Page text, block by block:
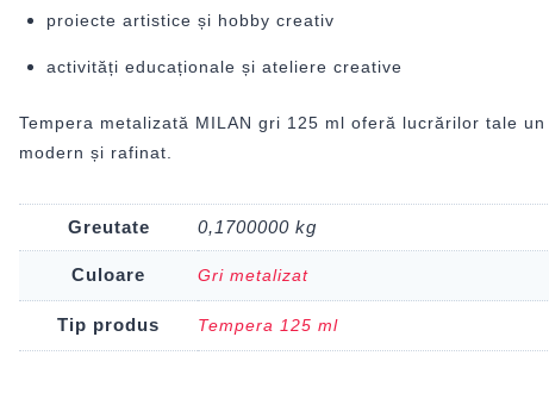
proiecte artistice și hobby creativ
activități educaționale și ateliere creative
Tempera metalizată MILAN gri 125 ml oferă lucrărilor tale
modern și rafinat.
Greutate 0,1700000 kg
Culoare Gri metalizat
Tip produs Tempera 125 ml